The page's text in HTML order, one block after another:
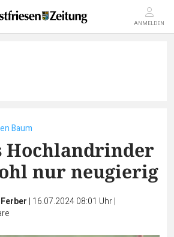
ANMELDEN
Baum
Hochlandrinder
nur neugierig
| 16.07.2024 08:01 Uhr|